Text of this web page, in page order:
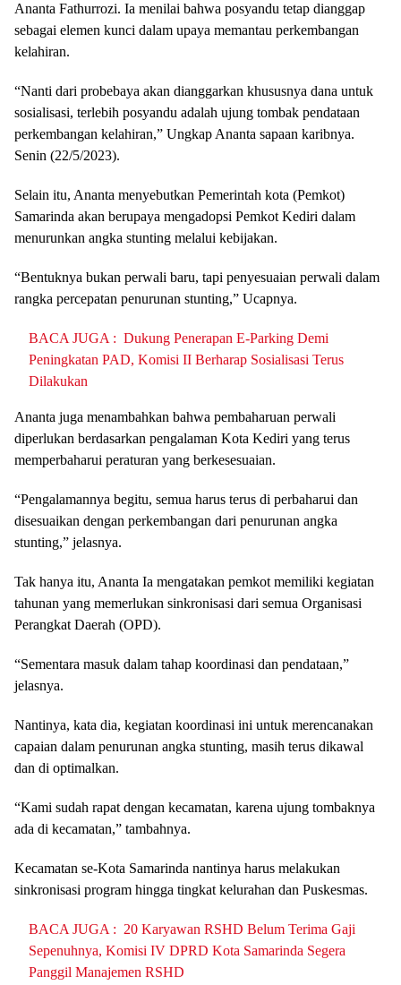
Ananta Fathurrozi. Ia menilai bahwa posyandu tetap dianggap
sebagai elemen kunci dalam upaya memantau perkembangan
kelahiran.
“Nanti dari probebaya akan dianggarkan khususnya dana untuk
sosialisasi, terlebih posyandu adalah ujung tombak pendataan
perkembangan kelahiran,” Ungkap Ananta sapaan karibnya.
Senin (22/5/2023).
Selain itu, Ananta menyebutkan Pemerintah kota (Pemkot)
Samarinda akan berupaya mengadopsi Pemkot Kediri dalam
menurunkan angka stunting melalui kebijakan.
“Bentuknya bukan perwali baru, tapi penyesuaian perwali dalam
rangka percepatan penurunan stunting,” Ucapnya.
BACA JUGA : Dukung Penerapan E-Parking Demi
Peningkatan PAD, Komisi II Berharap Sosialisasi Terus
Dilakukan
Ananta juga menambahkan bahwa pembaharuan perwali
diperlukan berdasarkan pengalaman Kota Kediri yang terus
memperbaharui peraturan yang berkesesuaian.
“Pengalamannya begitu, semua harus terus di perbaharui dan
disesuaikan dengan perkembangan dari penurunan angka
stunting,” jelasnya.
Tak hanya itu, Ananta Ia mengatakan pemkot memiliki kegiatan
tahunan yang memerlukan sinkronisasi dari semua Organisasi
Perangkat Daerah (OPD).
“Sementara masuk dalam tahap koordinasi dan pendataan,”
jelasnya.
Nantinya, kata dia, kegiatan koordinasi ini untuk merencanakan
capaian dalam penurunan angka stunting, masih terus dikawal
dan di optimalkan.
“Kami sudah rapat dengan kecamatan, karena ujung tombaknya
ada di kecamatan,” tambahnya.
Kecamatan se-Kota Samarinda nantinya harus melakukan
sinkronisasi program hingga tingkat kelurahan dan Puskesmas.
BACA JUGA : 20 Karyawan RSHD Belum Terima Gaji
Sepenuhnya, Komisi IV DPRD Kota Samarinda Segera
Panggil Manajemen RSHD